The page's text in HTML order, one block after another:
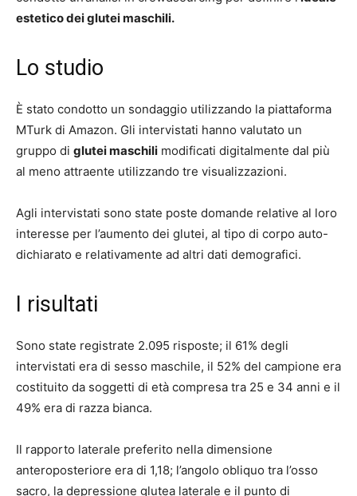
estetico dei glutei maschili.
Lo studio
È stato condotto un sondaggio utilizzando la piattaforma
MTurk di Amazon. Gli intervistati hanno valutato un
gruppo di glutei maschili modificati digitalmente dal più
al meno attraente utilizzando tre visualizzazioni.
Agli intervistati sono state poste domande relative al loro
interesse per l’aumento dei glutei, al tipo di corpo auto-
dichiarato e relativamente ad altri dati demografici.
I risultati
Sono state registrate 2.095 risposte; il 61% degli
intervistati era di sesso maschile, il 52% del campione era
costituito da soggetti di età compresa tra 25 e 34 anni e il
49% era di razza bianca.
Il rapporto laterale preferito nella dimensione
anteroposteriore era di 1,18; l’angolo obliquo tra l’osso
sacro, la depressione glutea laterale e il punto di